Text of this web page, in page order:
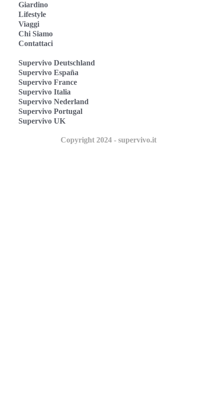
Giardino
Lifestyle
Viaggi
Chi Siamo
Contattaci
Supervivo Deutschland
Supervivo España
Supervivo France
Supervivo Italia
Supervivo Nederland
Supervivo Portugal
Supervivo UK
Copyright 2024 - supervivo.it